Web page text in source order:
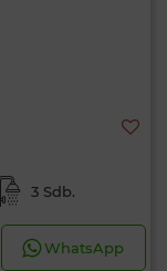
3 Sdb.
WhatsApp